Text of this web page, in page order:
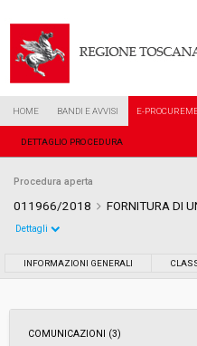
HOME BANDI E AVVISI E-
DETTAGLIO PROCEDURA
Procedura aperta
011966/2018 FORNITURA DI
Data pubblicazione:
Dettagli
INFORMAZIONI GENERALI
COMUNICAZIONI (3)